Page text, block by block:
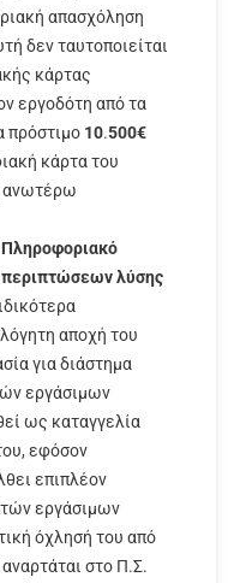
απασχόληση
δεν ταυτοποιείται
κάρτας
εργοδότη από τα
πρόστιμο 10.500€
κάρτα του
ανωτέρω
Πληροφοριακό
περιπτώσεων λύσης
αποχή του
για διάστημα
εργάσιμων
ως καταγγελία
εφόσον
επιπλέον
εργάσιμων
όχλησή του από
στο Π.Σ.